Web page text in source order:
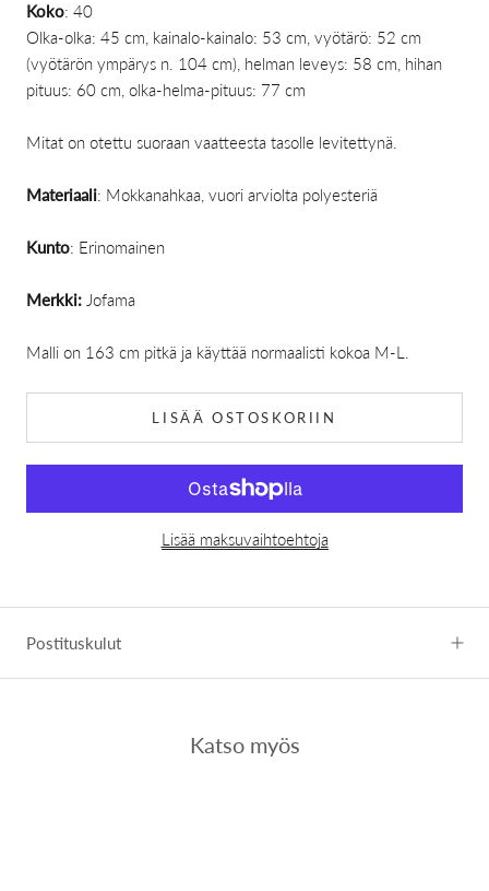
Koko: 40
Olka-olka: 45 cm, kainalo-kainalo: 53 cm, vyötärö: 52 cm
(vyötärön ympärys n. 104 cm), helman leveys: 58 cm, hihan
pituus: 60 cm, olka-helma-pituus: 77 cm
Mitat on otettu suoraan vaatteesta tasolle levitettynä.
Materiaali: Mokkanahkaa, vuori arviolta polyesteriä
Kunto: Erinomainen
Merkki: Jofama
Malli on 163 cm pitkä ja käyttää normaalisti kokoa M-L.
LISÄÄ OSTOSKORIIN
Lisää maksuvaihtoehtoja
Postituskulut
Katso myös